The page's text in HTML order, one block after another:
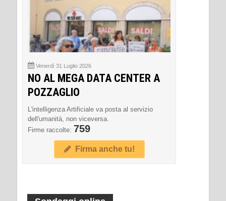
Venerdì 31 Luglio 2026
NO AL MEGA DATA CENTER A
POZZAGLIO
L'intelligenza Artificiale va posta al servizio
dell'umanità, non viceversa.
Firme raccolte: 759
Firma anche tu!